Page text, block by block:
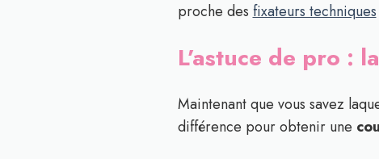
proche des fixateurs techniques
L’astuce de pro :
Maintenant que vous savez
différence pour obtenir une